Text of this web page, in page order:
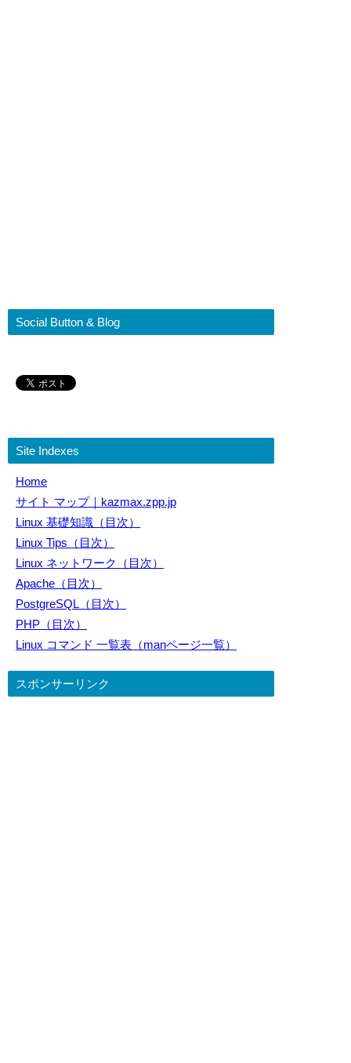
Social Button & Blog
Site Indexes
Home
サイト マップ｜kazmax.zpp.jp
Linux 基礎知識（目次）
Linux Tips（目次）
Linux ネットワーク（目次）
Apache（目次）
PostgreSQL（目次）
PHP（目次）
Linux コマンド 一覧表（manページ一覧）
スポンサーリンク